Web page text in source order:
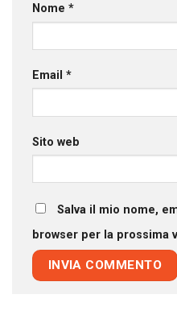
Nome *
Email *
Sito web
Salva il mio nome,
browser per la prossima